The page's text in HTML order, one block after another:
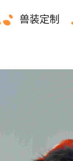
兽装定制